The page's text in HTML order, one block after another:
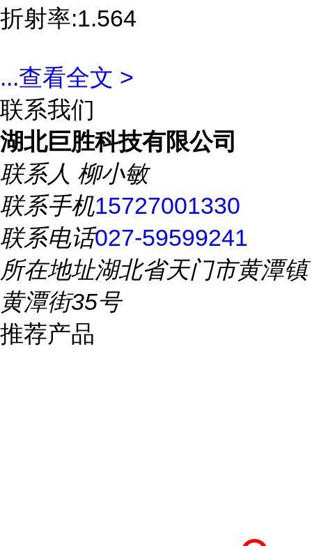
折射率:1.564
...查看全文 >
联系我们
湖北巨胜科技有限公司
联系人 柳小敏
联系手机15727001330
联系电话027-59599241
所在地址湖北省天门市黄潭镇
黄潭街35号
推荐产品